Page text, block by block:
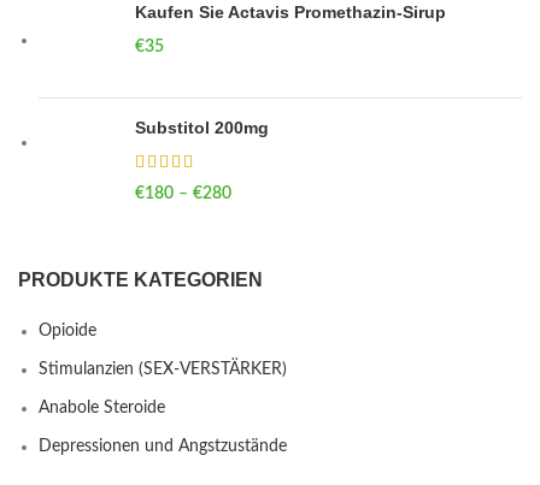
Kaufen Sie Actavis Promethazin-Sirup
€35
Substitol 200mg
€180 – €280
PRODUKTE KATEGORIEN
Opioide
Stimulanzien (SEX-VERSTÄRKER)
Anabole Steroide
Depressionen und Angstzustände